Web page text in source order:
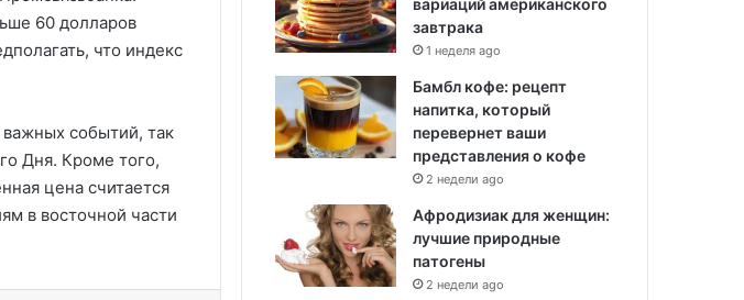
60 долларов
что индекс
событий, так
Дня. Кроме того,
цена считается
в восточной части
в США
в Суниве в
вариаций американского
завтрака
1 неделя ago
Бамбл кофе: рецепт
напитка, который
перевернет ваши
представления о кофе
2 недели ago
Афродизиак для женщин:
лучшие природные
патогены
2 недели ago